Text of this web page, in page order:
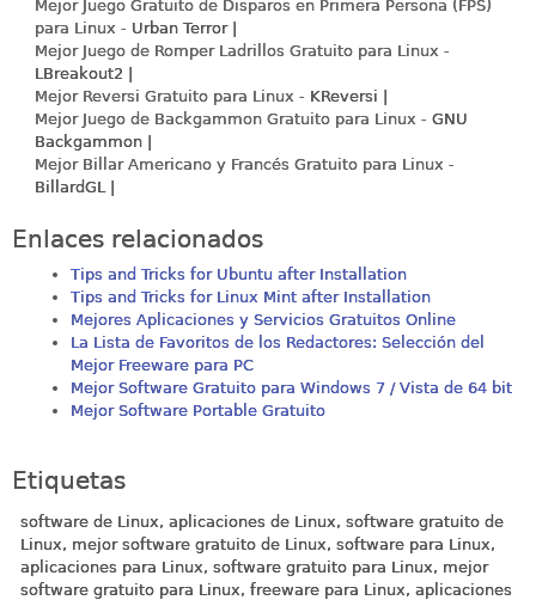
Mejor Juego Gratuito de Disparos en Primera Persona (FPS)
para Linux - Urban Terror |
Mejor Juego de Romper Ladrillos Gratuito para Linux -
LBreakout2 |
Mejor Reversi Gratuito para Linux - KReversi |
Mejor Juego de Backgammon Gratuito para Linux - GNU
Backgammon |
Mejor Billar Americano y Francés Gratuito para Linux -
BillardGL |
Enlaces relacionados
Tips and Tricks for Ubuntu after Installation
Tips and Tricks for Linux Mint after Installation
Mejores Aplicaciones y Servicios Gratuitos Online
La Lista de Favoritos de los Redactores: Selección del
Mejor Freeware para PC
Mejor Software Gratuito para Windows 7 / Vista de 64 bit
Mejor Software Portable Gratuito
Etiquetas
software de Linux, aplicaciones de Linux, software gratuito de
Linux, mejor software gratuito de Linux, software para Linux,
aplicaciones para Linux, software gratuito para Linux, mejor
software gratuito para Linux, freeware para Linux, aplicaciones